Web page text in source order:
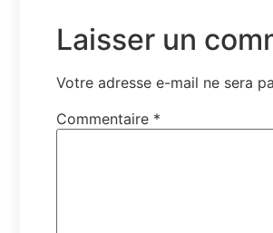
Laisser un
Votre adresse e-mail ne sera
Commentaire *